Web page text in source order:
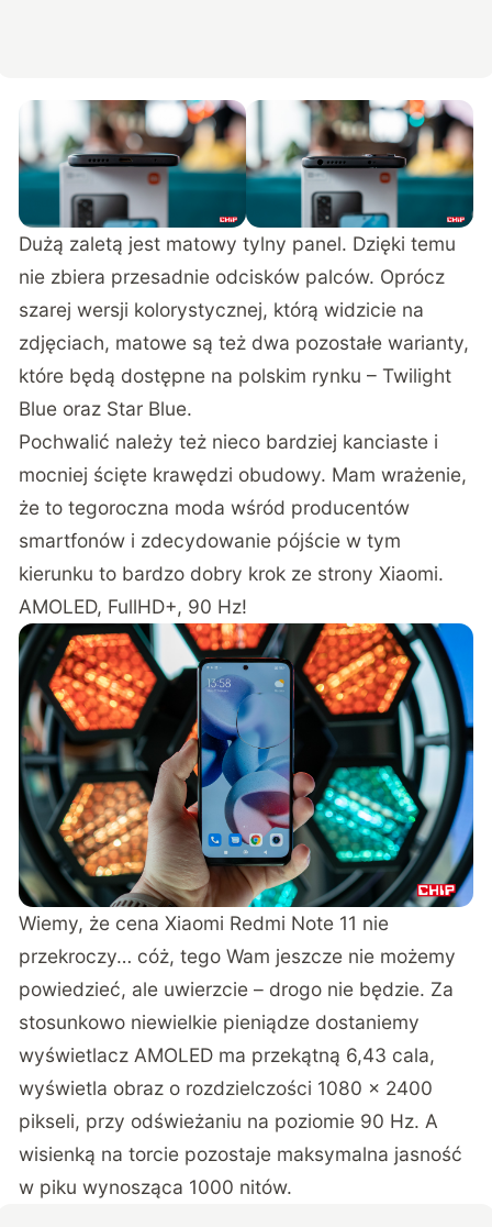
Dużą zaletą jest matowy tylny panel. Dzięki temu
nie zbiera przesadnie odcisków palców. Oprócz
szarej wersji kolorystycznej, którą widzicie na
zdjęciach, matowe są też dwa pozostałe warianty,
które będą dostępne na polskim rynku – Twilight
Blue oraz Star Blue.
Pochwalić należy też nieco bardziej kanciaste i
mocniej ścięte krawędzi obudowy. Mam wrażenie,
że to tegoroczna moda wśród producentów
smartfonów i zdecydowanie pójście w tym
kierunku to bardzo dobry krok ze strony Xiaomi.
AMOLED, FullHD+, 90 Hz!
Wiemy, że cena Xiaomi Redmi Note 11 nie
przekroczy… cóż, tego Wam jeszcze nie możemy
powiedzieć, ale uwierzcie – drogo nie będzie. Za
stosunkowo niewielkie pieniądze dostaniemy
wyświetlacz AMOLED ma przekątną 6,43 cala,
wyświetla obraz o rozdzielczości 1080 x 2400
pikseli, przy odświeżaniu na poziomie 90 Hz. A
wisienką na torcie pozostaje maksymalna jasność
w piku wynosząca 1000 nitów.